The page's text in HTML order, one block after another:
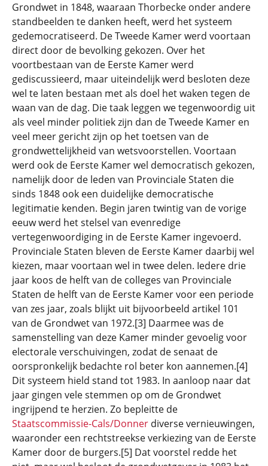
Grondwet in 1848, waaraan Thorbecke onder andere
standbeelden te danken heeft, werd het systeem
gedemocratiseerd. De Tweede Kamer werd voortaan
direct door de bevolking gekozen. Over het
voortbestaan van de Eerste Kamer werd
gediscussieerd, maar uiteindelijk werd besloten deze
wel te laten bestaan met als doel het waken tegen de
waan van de dag. Die taak leggen we tegenwoordig uit
als veel minder politiek zijn dan de Tweede Kamer en
veel meer gericht zijn op het toetsen van de
grondwettelijkheid van wetsvoorstellen. Voortaan
werd ook de Eerste Kamer wel democratisch gekozen,
namelijk door de leden van Provinciale Staten die
sinds 1848 ook een duidelijke democratische
legitimatie kenden. Begin jaren twintig van de vorige
eeuw werd het stelsel van evenredige
vertegenwoordiging in de Eerste Kamer ingevoerd.
Provinciale Staten bleven de Eerste Kamer daarbij wel
kiezen, maar voortaan wel in twee delen. Iedere drie
jaar koos de helft van de colleges van Provinciale
Staten de helft van de Eerste Kamer voor een periode
van zes jaar, zoals blijkt uit bijvoorbeeld artikel 101
van de Grondwet van 1972.[3] Daarmee was de
samenstelling van deze Kamer minder gevoelig voor
electorale verschuivingen, zodat de senaat de
oorspronkelijk bedachte rol beter kon aannemen.[4]
Dit systeem hield stand tot 1983. In aanloop naar dat
jaar gingen vele stemmen op om de Grondwet
ingrijpend te herzien. Zo bepleitte de
Staatscommissie-Cals/Donner diverse vernieuwingen,
waaronder een rechtstreekse verkiezing van de Eerste
Kamer door de burgers.[5] Dat voorstel redde het